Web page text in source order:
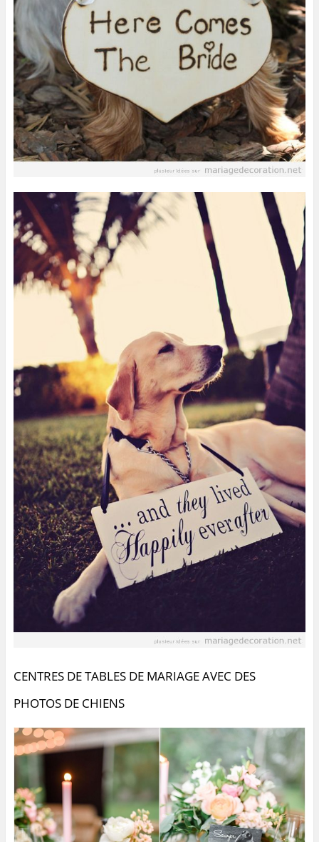
CENTRES DE TABLES DE MARIAGE AVEC DES
PHOTOS DE CHIENS